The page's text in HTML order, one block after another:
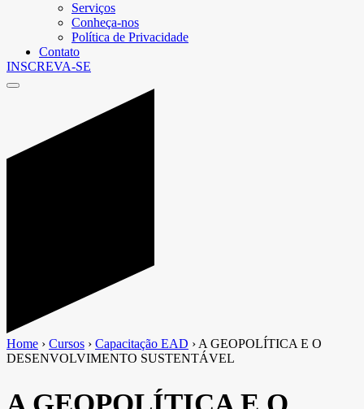
Serviços
Conheça-nos
Política de Privacidade
Contato
INSCREVA-SE
Home › Cursos › Capacitação EAD › A GEOPOLÍTICA E O
DESENVOLVIMENTO SUSTENTÁVEL